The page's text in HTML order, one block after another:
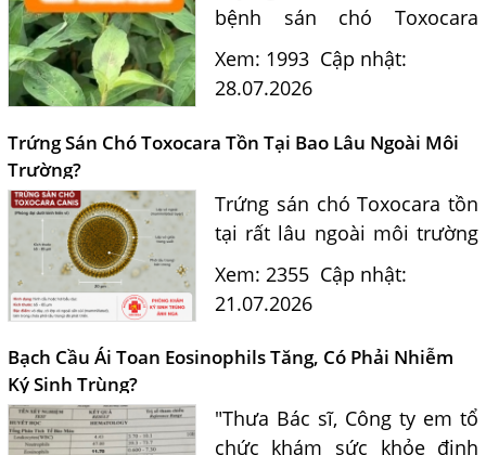
bệnh sán chó Toxocara
không? Tiến sĩ Bác sĩ
Nguyễn Hằng Lan giải đáp
học và hướng dẫn điều trị
Xem: 1993 Cập nhật:
28.07.2026
Trứng Sán Chó Toxocara Tồn Tại Bao Lâu Ngoài Môi
Trường?
Trứng sán chó Toxocara tồn
tại rất lâu ngoài môi trường
và là nguồn lây nhiễm nguy
hiểm cho con người. Tiến sĩ
vấn cách nhận biết...
Xem: 2355 Cập nhật:
21.07.2026
Bạch Cầu Ái Toan Eosinophils Tăng, Có Phải Nhiễm
Ký Sinh Trùng?
"Thưa Bác sĩ, Công ty em tổ
chức khám sức khỏe định